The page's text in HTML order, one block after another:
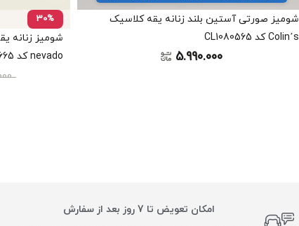
شومیز صورتی آستین بلند زنانه یقه کلاسیک
Colin’s کد CL1080565
5.990.000
30%
شومیز زنانه
nevado کد 404112201665
امکان تعویض تا 7 روز بعد از سفارش